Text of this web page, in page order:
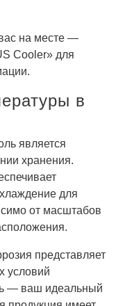
на месте —
Cooler» для
в
является
хранения.
для
от масштабов
представляет
условий
— ваш идеальный